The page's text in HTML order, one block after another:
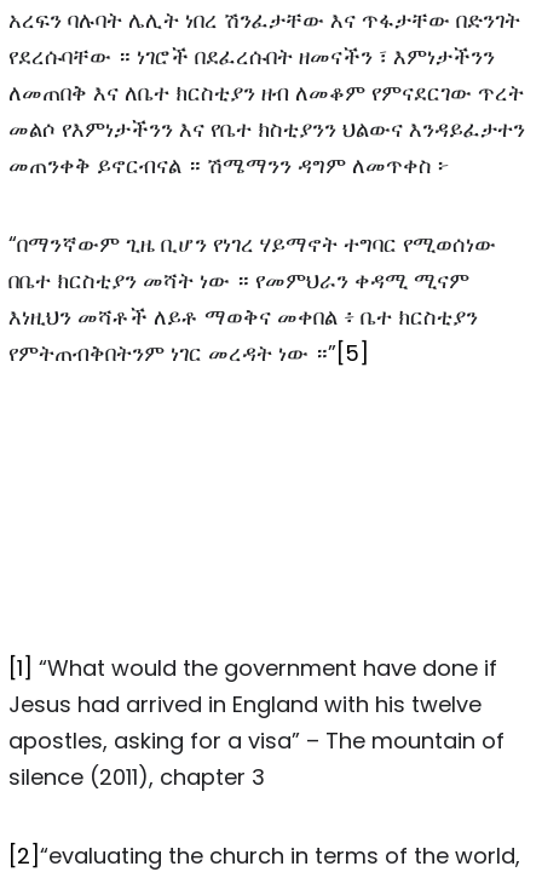
አረፍን ባሉባት ሌሊት ነበረ ሽንፈታቸው እና ጥፋታቸው በድንገት
የደረሱባቸው ። ነገሮች በደፈረሱበት ዘመናችን ፣ እምነታችንን
ለመጠበቅ እና ለቤተ ክርስቲያን ዘብ ለመቆም የምናደርገው ጥረት
መልሶ የእምነታችንን እና የቤተ ክስቲያንን ህልውና እንዳይፈታተን
መጠንቀቅ ይኖርብናል ። ሽሜማንን ዳግም ለመጥቀስ ፦
“በማንኛውም ጊዜ ቢሆን የነገረ ሃይማኖት ተግባር የሚወሰነው
በቤተ ክርስቲያን መሻት ነው ። የመምህራን ቀዳሚ ሚናም
እነዚህን መሻቶች ለይቶ ማወቅና መቀበል ፥ ቤተ ክርስቲያን
የምትጠብቅበትንም ነገር መረዳት ነው ።”[5]
[1] “What would the government have done if
Jesus had arrived in England with his twelve
apostles, asking for a visa” – The mountain of
silence (2011), chapter 3
[2]“evaluating the church in terms of the world,